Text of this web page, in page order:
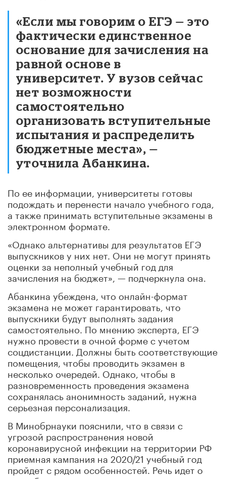
«Если мы говорим о ЕГЭ — это
фактически единственное
основание для зачисления на
равной основе в
университет. У вузов сейчас
нет возможности
самостоятельно
организовать вступительные
испытания и распределить
бюджетные места», —
уточнила Абанкина.
По ее информации, университеты готовы
подождать и перенести начало учебного года,
а также принимать вступительные экзамены в
электронном формате.
«Однако альтернативы для результатов ЕГЭ
выпускников у них нет. Они не могут принять
оценки за неполный учебный год для
зачисления на бюджет», — подчеркнула она.
Абанкина убеждена, что онлайн-формат
экзамена не может гарантировать, что
выпускники будут выполнять задания
самостоятельно. По мнению эксперта, ЕГЭ
нужно провести в очной форме с учетом
соцдистанции. Должны быть соответствующие
помещения, чтобы проводить экзамен в
несколько очередей. Однако, чтобы в
разновременность проведения экзамена
сохранялась анонимность заданий, нужна
серьезная персонализация.
В Минобрнауки пояснили, что в связи с
угрозой распространения новой
коронавирусной инфекции на территории РФ
приемная кампания на 2020/21 учебный год
пройдет с рядом особенностей. Речь идет о